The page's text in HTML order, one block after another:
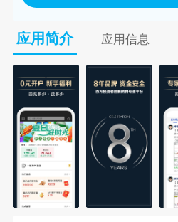
应用简介 应用信息